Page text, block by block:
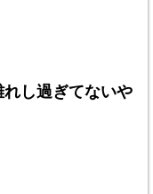
し過ぎてないや